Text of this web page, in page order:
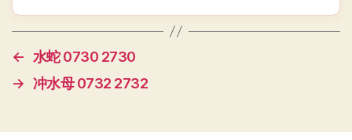
←
水蛇 0730 2730
→ 冲水母 0732 2732